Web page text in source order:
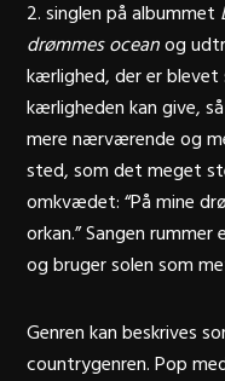
2. singlen på albummet
drømmes oceanog
kærlighed, der er
kærligheden kan give,
mere nærværende og
sted, som det meget
omkvædet: “På mine
orkan.” Sangen
og bruger solen som
Genren kan beskrives
countrygenren. Pop